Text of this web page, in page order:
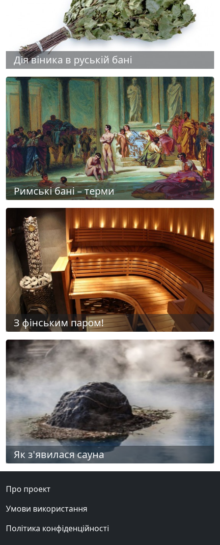
Дія віника в руській бані
Римські бані – терми
З фінським паром!
Як з'явилася сауна
Про проект
Умови використання
Політика конфіденційності